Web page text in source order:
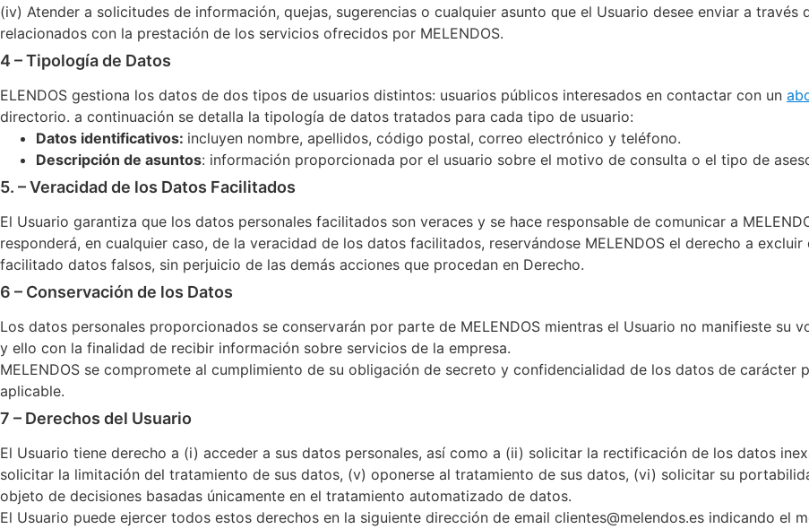
(iv) Atender a solicitudes de información, quejas, sugerencias o cualquier asunto que el Usuario desee enviar a
relacionados con la prestación de los servicios ofrecidos por MELENDOS.
4 – Tipología de Datos
ELENDOS gestiona los datos de dos tipos de usuarios distintos: usuarios públicos interesados en contactar con un
directorio. a continuación se detalla la tipología de datos tratados para cada tipo de usuario:
Datos identificativos: incluyen nombre, apellidos, código postal, correo electrónico y teléfono.
Descripción de asuntos: información proporcionada por el usuario sobre el motivo de consulta o el tipo de
5. – Veracidad de los Datos Facilitados
El Usuario garantiza que los datos personales facilitados son veraces y se hace responsable de comunicar a
responderá, en cualquier caso, de la veracidad de los datos facilitados, reservándose MELENDOS el derecho a
facilitado datos falsos, sin perjuicio de las demás acciones que procedan en Derecho.
6 – Conservación de los Datos
Los datos personales proporcionados se conservarán por parte de MELENDOS mientras el Usuario no manifieste su
y ello con la finalidad de recibir información sobre servicios de la empresa.
MELENDOS se compromete al cumplimiento de su obligación de secreto y confidencialidad de los datos de carácter
aplicable.
7 – Derechos del Usuario
El Usuario tiene derecho a (i) acceder a sus datos personales, así como a (ii) solicitar la rectificación de los datos
solicitar la limitación del tratamiento de sus datos, (v) oponerse al tratamiento de sus datos, (vi) solicitar su
objeto de decisiones basadas únicamente en el tratamiento automatizado de datos.
El Usuario puede ejercer todos estos derechos en la siguiente dirección de email clientes@melendos.es indicando el